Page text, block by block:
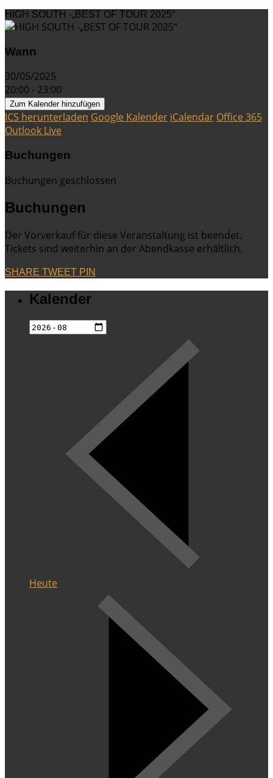
HIGH SOUTH -„BEST OF TOUR 2025“
Wann
30/05/2025
20:00 - 23:00
Zum Kalender hinzufügen
ICS herunterladen Google Kalender iCalendar Office 365
Outlook Live
Buchungen
Buchungen geschlossen
Buchungen
Der Vorverkauf für diese Veranstaltung ist beendet.
Tickets sind weiterhin an der Abendkasse erhältlich.
SHARE TWEET PIN
Kalender
Heute